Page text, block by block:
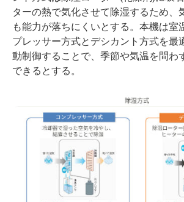
ターの熱で気化させて除湿するため、
も能力が落ちにくいとする。本機は室
プレッサー方式とデシカント方式を最
動制御することで、季節や気温を問わ
できるとする。